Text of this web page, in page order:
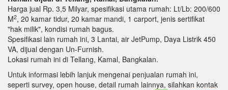
Harga jual Rp. 3,5 Milyar, spesifikasi utama rumah: Lt/Lb: 200/600
M2, 20 kamar tidur, 20 kamar mandi, 1 carport, jenis sertifikat
"hak milik", kondisi rumah bagus.
Spesifikasi lain rumah ini, 3 Lantai, air JetPump, Daya Listrik 450
VA, dijual dengan Un-Furnish.
Lokasi rumah ini di Tellang, Kamal, Bangkalan.
Untuk informasi lebih lanjuk mengenai penjualan rumah ini,
seperti survey, open house, detail rumah lainnya, silahkan kontak